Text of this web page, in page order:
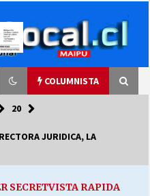
COLUMNISTA
20
JURIDICA, LA
SECRETVISTA RAPIDA